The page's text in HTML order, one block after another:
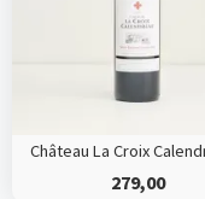
279,00